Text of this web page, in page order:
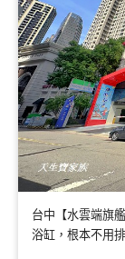
台中【水雲端旗
浴缸，根本不用